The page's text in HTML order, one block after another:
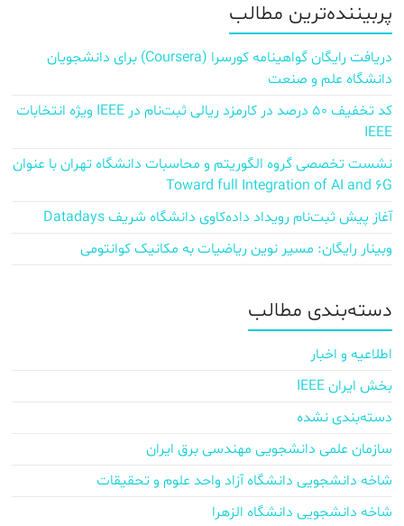
پربیننده‌ترین مطالب
دریافت رایگان گواهینامه کورسرا (Coursera) برای دانشجویان
دانشگاه علم و صنعت
کد تخفیف ۵۰ درصد در کارمزد ریالی ثبت‌نام در IEEE ویژه انتخابات
IEEE
نشست تخصصی گروه الگوریتم و محاسبات دانشگاه تهران با عنوان
Toward full Integration of AI and 6G
آغاز پیش‌ ثبت‌نام رویداد داده‌کاوی دانشگاه شریف Datadays
وبینار رایگان: مسیر نوین ریاضیات به مکانیک کوانتومی
دسته‌بندی مطالب
اطلاعیه و اخبار
بخش ایران IEEE
دسته‌بندی نشده
سازمان علمی دانشجویی مهندسی برق ایران
شاخه دانشجویی دانشگاه آزاد واحد علوم و تحقیقات
شاخه دانشجویی دانشگاه الزهرا